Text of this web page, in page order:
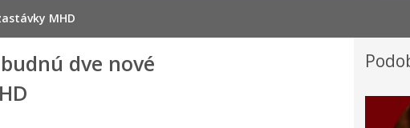
MHD
dve nové